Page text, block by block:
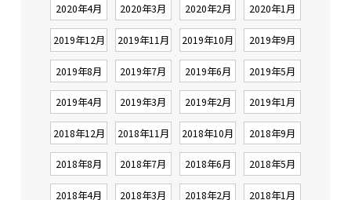
2020年4月 2020年3月 2020年2月 2020年1月
2019年12月 2019年11月 2019年10月 2019年9月
2019年8月 2019年7月 2019年6月 2019年5月
2019年4月 2019年3月 2019年2月 2019年1月
2018年12月 2018年11月 2018年10月 2018年9月
2018年8月 2018年7月 2018年6月 2018年5月
2018年4月 2018年3月 2018年2月 2018年1月